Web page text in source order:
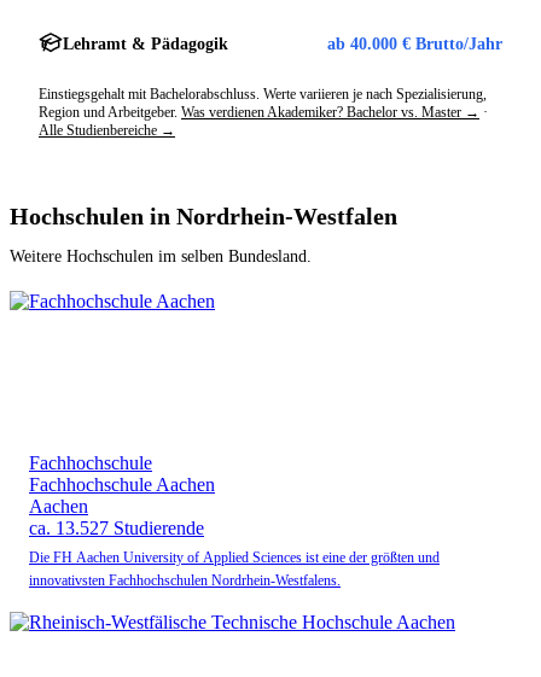
Lehramt & Pädagogik ab 40.000 € Brutto/Jahr
Einstiegsgehalt mit Bachelorabschluss. Werte variieren je nach Spezialisierung,
Region und Arbeitgeber. Was verdienen Akademiker? Bachelor vs. Master → ·
Alle Studienbereiche →
Hochschulen in Nordrhein-Westfalen
Weitere Hochschulen im selben Bundesland.
Fachhochschule
Fachhochschule Aachen
Aachen
ca. 13.527 Studierende
Die FH Aachen University of Applied Sciences ist eine der größten und
innovativsten Fachhochschulen Nordrhein-Westfalens.